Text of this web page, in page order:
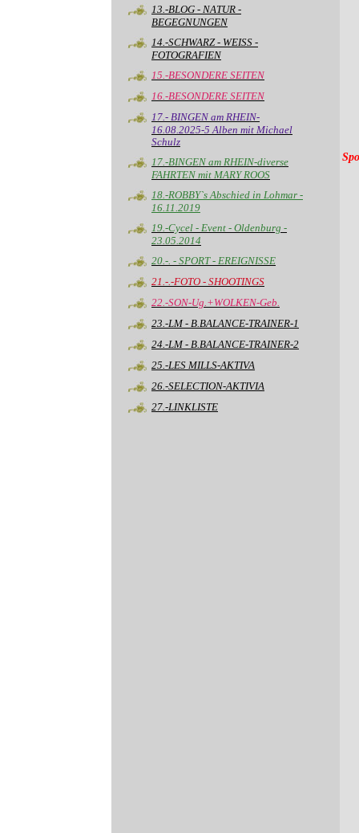
13.-BLOG - NATUR -
BEGEGNUNGEN
14.-SCHWARZ - WEISS -
FOTOGRAFIEN
15.-BESONDERE SEITEN
16.-BESONDERE SEITEN
17.- BINGEN am RHEIN-
16.08.2025-5 Alben mit Michael
Schulz
17.-BINGEN am RHEIN-diverse
FAHRTEN mit MARY ROOS
18.-ROBBY`s Abschied in Lohmar -
16.11.2019
19.-Cycel - Event - Oldenburg -
23.05.2014
20.-. - SPORT - EREIGNISSE
21.-.-FOTO - SHOOTINGS
22.-SON-Ug.+WOLKEN-Geb.
23.-LM - B.BALANCE-TRAINER-1
24.-LM - B.BALANCE-TRAINER-2
25.-LES MILLS-AKTIVA
26.-SELECTION-AKTIVIA
27.-LINKLISTE